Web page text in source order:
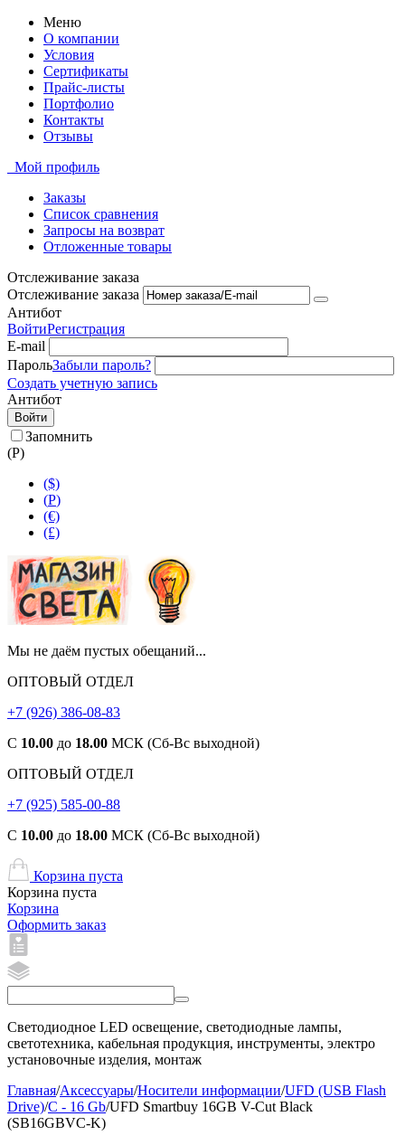
Меню
О компании
Условия
Сертификаты
Прайс-листы
Портфолио
Контакты
Отзывы
Мой профиль
Заказы
Список сравнения
Запросы на возврат
Отложенные товары
Отслеживание заказа
Отслеживание заказа
Антибот
ВойтиРегистрация
E-mail
ПарольЗабыли пароль?
Создать учетную запись
Антибот
Войти
Запомнить
(Р)
($)
(Р)
(€)
(£)
Мы не даём пустых обещаний...
ОПТОВЫЙ ОТДЕЛ
+7 (926) 386-08-83
С 10.00 до 18.00 МСК (Сб-Вс выходной)
ОПТОВЫЙ ОТДЕЛ
+7 (925) 585-00-88
С 10.00 до 18.00 МСК (Сб-Вс выходной)
Корзина пуста
Корзина пуста
Корзина
Оформить заказ
Светодиодное LED освещение, светодиодные лампы,
светотехника, кабельная продукция, инструменты, электро
установочные изделия, монтаж
Главная/Аксессуары/Носители информации/UFD (USB Flash
Drive)/C - 16 Gb/UFD Smartbuy 16GB V-Cut Black
(SB16GBVC-K)